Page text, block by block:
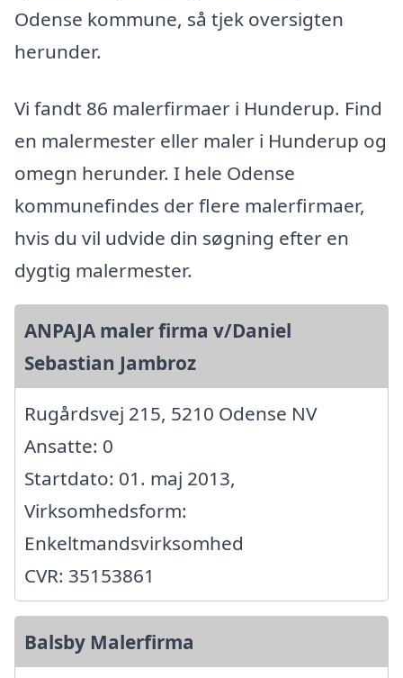
Odense kommune, så tjek oversigten
herunder.
Vi fandt 86 malerfirmaer i Hunderup. Find
en malermester eller maler i Hunderup og
omegn herunder. I hele Odense
kommunefindes der flere malerfirmaer,
hvis du vil udvide din søgning efter en
dygtig malermester.
ANPAJA maler firma v/Daniel
Sebastian Jambroz
Rugårdsvej 215, 5210 Odense NV
Ansatte: 0
Startdato: 01. maj 2013,
Virksomhedsform:
Enkeltmandsvirksomhed
CVR: 35153861
Balsby Malerfirma